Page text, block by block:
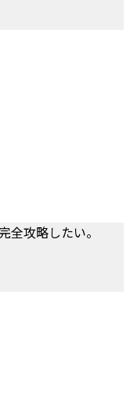
全攻略したい。